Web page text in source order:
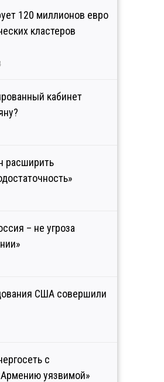
120 миллионов евро
кластеров
кабинет
расширить
– не угроза
США совершили
с
уязвимой»